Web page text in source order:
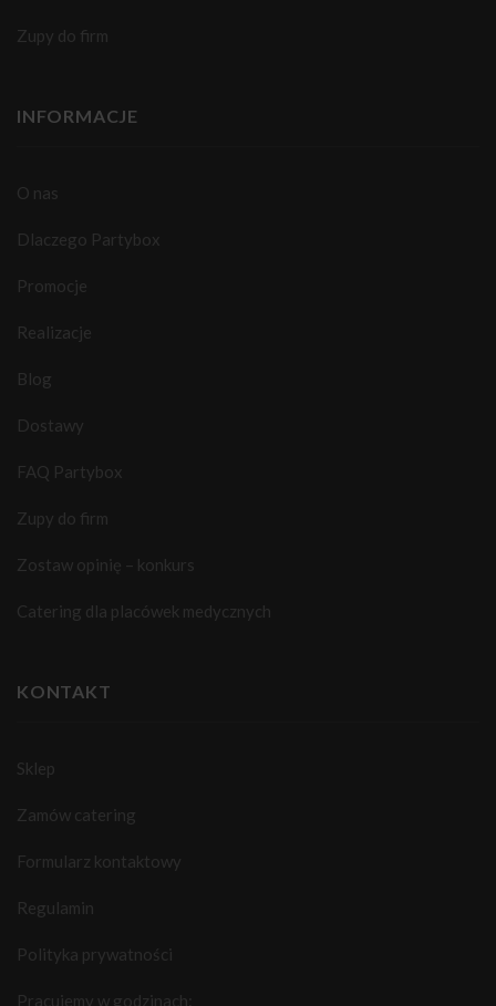
Zupy do firm
INFORMACJE
O nas
Dlaczego Partybox
Promocje
Realizacje
Blog
Dostawy
FAQ Partybox
Zupy do firm
Zostaw opinię – konkurs
Catering dla placówek medycznych
KONTAKT
Sklep
Zamów catering
Formularz kontaktowy
Regulamin
Polityka prywatności
Pracujemy w godzinach: